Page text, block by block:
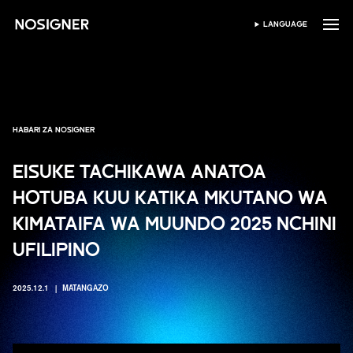
NYUMBANI
CHAGUA LUGHA
LANGUAGE
HABARI ZA NOSIGNER
EISUKE TACHIKAWA ANATOA
HOTUBA KUU KATIKA MKUTANO WA
KIMATAIFA WA MUUNDO 2025 NCHINI
UFILIPINO
2025.12.1 MATANGAZO